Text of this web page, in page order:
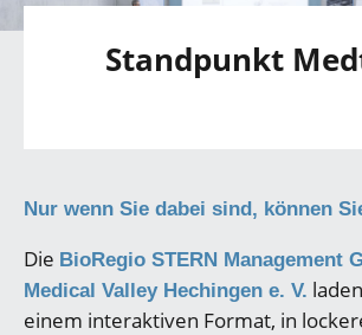
Standpunkt
Nur wenn Sie dabei sind, können
Die BioRegio STERN Management
Medical Valley Hechingen e. V.
einem interaktiven Format, in